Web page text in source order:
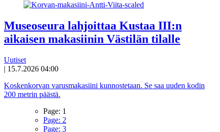
Museoseura lahjoittaa Kustaa III:n
aikaisen makasiinin Västilän tilalle
Uutiset
| 15.7.2026 04:00
Koskenkorvan varusmakasiini kunnostetaan. Se saa uuden kodin
200 metrin päästä.
Page: 1
Page: 2
Page: 3